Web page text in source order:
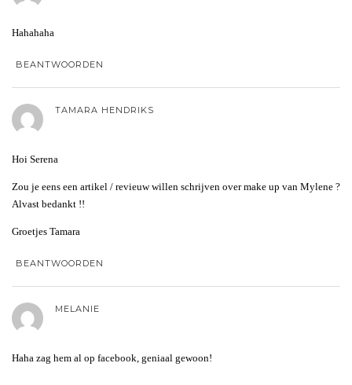
Hahahaha
BEANTWOORDEN
TAMARA HENDRIKS
Hoi Serena
Zou je eens een artikel / revieuw willen schrijven over make up van Mylene ?
Alvast bedankt !!
Groetjes Tamara
BEANTWOORDEN
MELANIE
Haha zag hem al op facebook, geniaal gewoon!